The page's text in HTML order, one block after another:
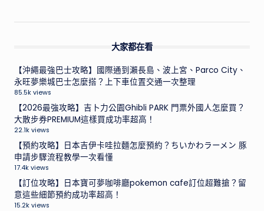
大家都在看
【沖繩最強巴士攻略】國際通到瀨長島、波上宮、Parco City、
永旺夢樂城巴士怎麼搭？上下車位置交通一次整理
85.5k views
【2026最強攻略】吉卜力公園Ghibli PARK 門票外國人怎麼買？
大散步券PREMIUM這樣買成功率超高！
22.1k views
【預約攻略】日本吉伊卡哇拉麵怎麼預約？ちいかわラーメン 豚
申請步驟流程教學一次看懂
17.4k views
【訂位攻略】日本寶可夢咖啡廳pokemon cafe訂位超難搶？留
意這些細節預約成功率超高！
15.2k views